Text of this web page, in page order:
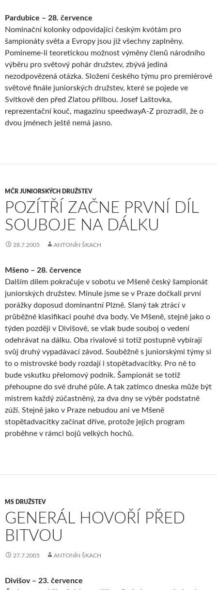
Pardubice – 28. července
Nominační kolonky odpovídající českým kvótám pro
šampionáty světa a Evropy jsou již všechny zaplněny.
Pomineme-li teoretickou možnost výměny členů národního
výběru pro světový pohár družstev, zbývá jediná
nezodpovězená otázka. Složení českého týmu pro premiérové
světové finále juniorských družstev, které se pojede ve
Svítkově den před Zlatou přilbou. Josef Laštovka,
reprezentační kouč, magazínu speedwayA-Z prozradil, že o
dvou jménech ještě nemá jasno.
MČR JUNIORSKÝCH DRUŽSTEV
POZÍTŘÍ ZAČNE PRVNÍ DÍL
SOUBOJE NA DÁLKU
28.7.2005 ANTONÍN ŠKACH
Mšeno – 28. července
Dalším dílem pokračuje v sobotu ve Mšeně český šampionát
juniorských družstev. Minule jsme se v Praze dočkali první
porážky doposud dominantní Plzně. Slaný tak ztrácí v
průběžné klasifikaci pouhé dva body. Ve Mšeně, stejně jako o
týden později v Divišově, se však bude souboj o vedení
odehrávat na dálku. Oba rivalové si totiž postupně vybírají
svůj druhý vypadávací závod. Souběžně s juniorskými týmy si
to o mistrovské body rozdají i stopětadvacítky. Pro ně to
bude vskutku přelomový podnik. Šampionát se totiž
přehoupne do své druhé půle. A tak zatímco dneska může být
mistrem každý zúčastněný, za dva dny se výběr podstatně
zúží. Stejně jako v Praze nebudou ani ve Mšeně
stopětadvacítky začínat dříve, protože jejich program
proběhne v rámci bojů velkých hochů.
MS DRUŽSTEV
GENERÁL HOVOŘÍ PŘED
BITVOU
27.7.2005 ANTONÍN ŠKACH
Divišov – 23. července